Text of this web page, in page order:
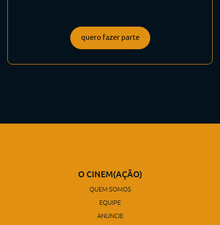
quero fazer parte
O CINEM(AÇÃO)
QUEM SOMOS
EQUIPE
ANUNCIE